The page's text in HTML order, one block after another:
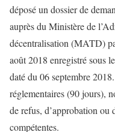
déposé un dossier de
auprès du Ministère de
décentralisation (MATD)
août 2018 enregistré sous
daté du 06 septembre
réglementaires (90 jours),
de refus, d’approbation ou
compétentes.